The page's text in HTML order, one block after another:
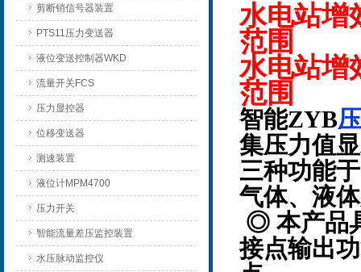
剪断销信号器装置
PTS11压力变送器
液位变送控制器WKD
流量开关FCS
压力显控器
位移变送器
测速装置
液位计MPM4700
压力开关
智能流量差压监控装置
水压脉动监控仪
水电站增
范围
水电站增
范围
智能ZYB
集压力值
三种功能
气体、液
◎ 本产品
接点输出